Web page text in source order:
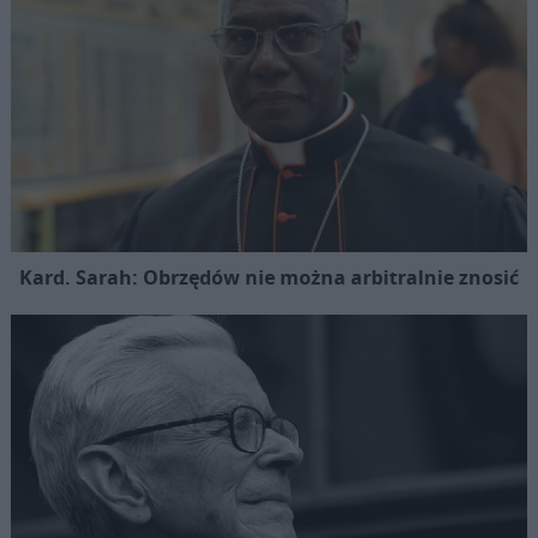
Kard. Sarah: Obrzędów nie można arbitralnie znosić